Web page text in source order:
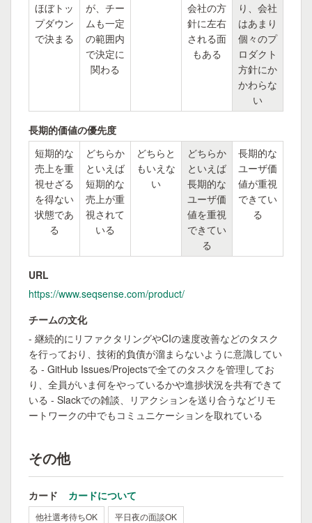
ほぼトッ
プダウン
で決まる
が、チー
ムも一定
の範囲内
で決定に
関わる
会社の方
針に左右
される面
もある
り、会社
はあまり
個々のプ
ロダクト
方針にか
かわらな
い
長期的価値の優先度
短期的な
売上を重
視せざる
を得ない
状態であ
る
どちらか
といえば
短期的な
売上が重
視されて
いる
どちらと
もいえな
い
どちらか
といえば
長期的な
ユーザ価
値を重視
できてい
る
長期的な
ユーザ価
値が重視
できてい
る
URL
https://www.seqsense.com/product/
チームの文化
- 継続的にリファクタリングやCIの速度改善などのタスク
を行っており、技術的負債が溜まらないように意識してい
る - GitHub Issues/Projectsで全てのタスクを管理してお
り、全員がいま何をやっているかや進捗状況を共有できて
いる - Slackでの雑談、リアクションを送り合うなどリモ
ートワークの中でもコミュニケーションを取れている
その他
カード カードについて
他社選考待ちOK 平日夜の面談OK